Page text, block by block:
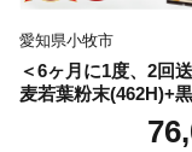
愛知県小牧市
＜6ヶ月に1度、2回
麦若葉粉末(462H)+
豆きな粉+ 糖流茶